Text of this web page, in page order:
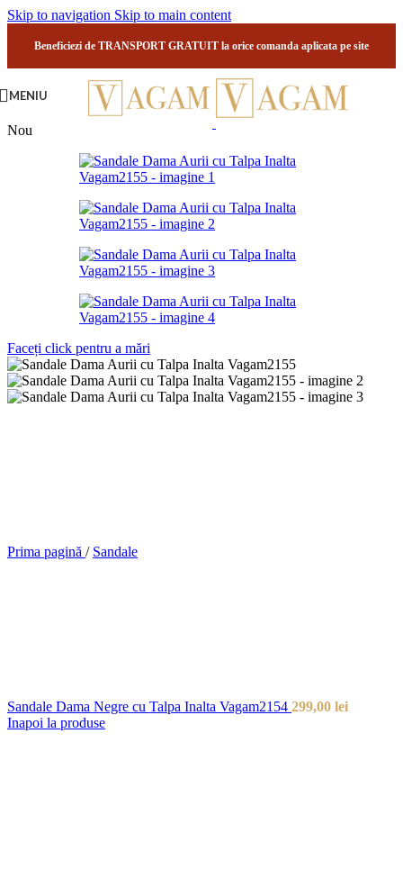
Skip to navigation Skip to main content
Beneficiezi de TRANSPORT GRATUIT la orice comanda aplicata pe site
MENIU
Nou
Faceți click pentru a mări
Prima pagină / Sandale
Sandale Dama Negre cu Talpa Inalta Vagam2154 299,00 lei
Inapoi la produse